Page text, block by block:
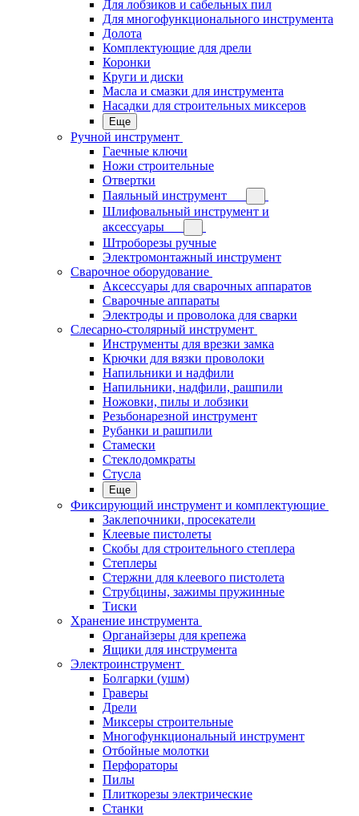
Для лобзиков и сабельных пил
Для многофункционального инструмента
Долота
Комплектующие для дрели
Коронки
Круги и диски
Масла и смазки для инструмента
Насадки для строительных миксеров
Еще
Ручной инструмент
Гаечные ключи
Ножи строительные
Отвертки
Паяльный инструмент
Шлифовальный инструмент и
аксессуары
Штроборезы ручные
Электромонтажный инструмент
Сварочное оборудование
Аксессуары для сварочных аппаратов
Сварочные аппараты
Электроды и проволока для сварки
Слесарно-столярный инструмент
Инструменты для врезки замка
Крючки для вязки проволоки
Напильники и надфили
Напильники, надфили, рашпили
Ножовки, пилы и лобзики
Резьбонарезной инструмент
Рубанки и рашпили
Стамески
Стеклодомкраты
Стусла
Еще
Фиксирующий инструмент и комплектующие
Заклепочники, просекатели
Клеевые пистолеты
Скобы для строительного степлера
Степлеры
Стержни для клеевого пистолета
Струбцины, зажимы пружинные
Тиски
Хранение инструмента
Органайзеры для крепежа
Ящики для инструмента
Электроинструмент
Болгарки (ушм)
Граверы
Дрели
Миксеры строительные
Многофункциональный инструмент
Отбойные молотки
Перфораторы
Пилы
Плиткорезы электрические
Станки